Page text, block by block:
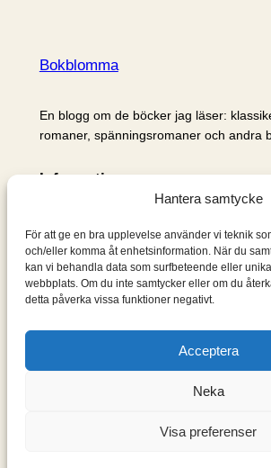
Hantera samtycke
För att ge en bra upplevelse använder vi teknik
och/eller komma åt enhetsinformation. När du
kan vi behandla data som surfbeteende eller
webbplats. Om du inte samtycker eller om du
detta påverka vissa funktioner negativt.
Acceptera
Neka
Visa preferenser
Bokblomma
En blogg om de böcker jag läser:
romaner, spänningsromaner och andra
Information
Om mig & om bloggen
S
ö
k
WordPress